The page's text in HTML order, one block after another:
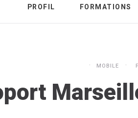
PROFIL FORMATIONS
MOBILE